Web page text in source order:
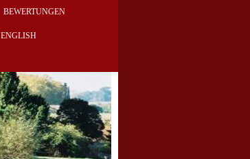
BEWERTUNGEN
ENGLISH